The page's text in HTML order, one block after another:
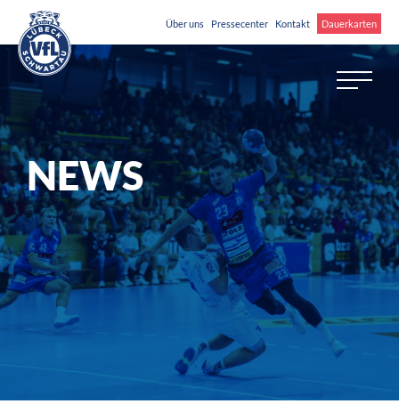
Über uns Pressecenter Kontakt Dauerkarten
NEWS